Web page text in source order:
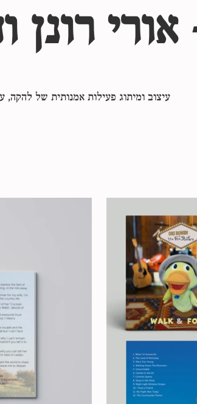
רונן
עיצוב ומיתוג פעילות אמנותית של להקה,